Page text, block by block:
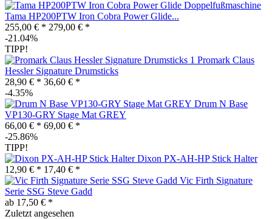
Tama HP200PTW Iron Cobra Power Glide...
255,00 € * 279,00 € *
-21.04%
TIPP!
Promark Claus
Hessler Signature Drumsticks
28,90 € * 36,60 € *
-4.35%
Drum N Base
VP130-GRY Stage Mat GREY
66,00 € * 69,00 € *
-25.86%
TIPP!
Dixon PX-AH-HP Stick Halter
12,90 € * 17,40 € *
Vic Firth Signature
Serie SSG Steve Gadd
ab 17,50 € *
Zuletzt angesehen